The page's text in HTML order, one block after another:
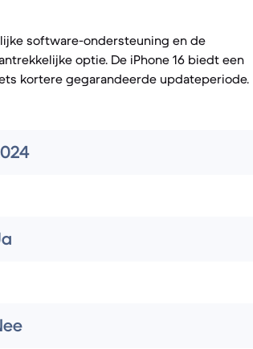
software-ondersteuning en de
optie. De iPhone 16 biedt een
kortere gegarandeerde updateperiode.